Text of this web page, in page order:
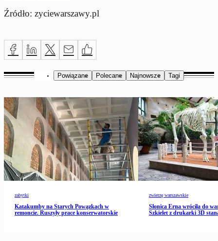
Źródło: zyciewarszawy.pl
Powiązane Polecane Najnowsze Tagi
zabytki
Katakumby na Starych Powązkach w
remoncie. Ruszyły prace konserwatorskie
zwierzę warszawskie
Słonica Erna wróciła do
Szkielet z drukarki 3D